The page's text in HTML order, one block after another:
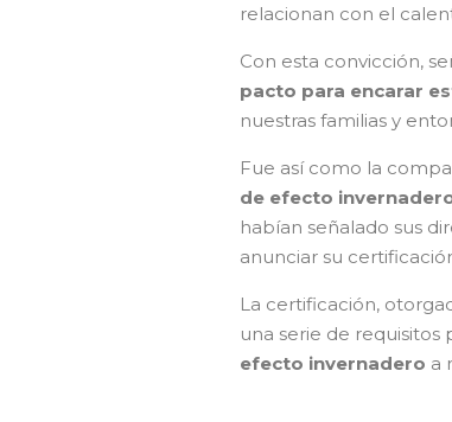
relacionan con el
Con esta convicción,
pacto para encarar
nuestras familias y
Fue así como la
de efecto
habían señalado sus
anunciar su
La certificación,
una serie de requisitos
efecto invernadero a